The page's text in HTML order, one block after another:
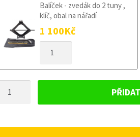
Balíček - zvedák do 2 tuny ,
klíč, obal na nářadí
1 100Kč
KOLO
135/80R17